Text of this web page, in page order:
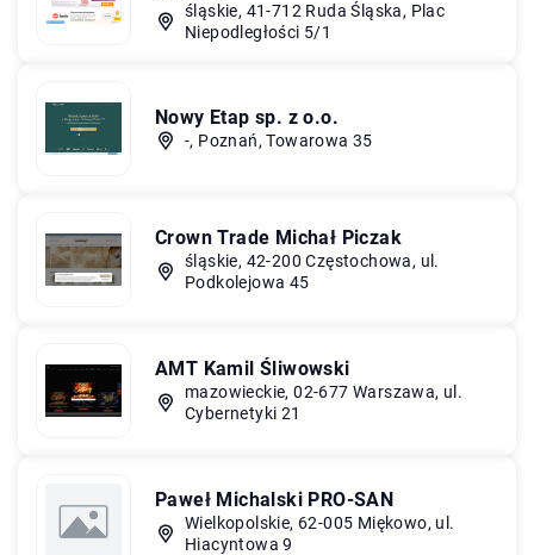
śląskie, 41-712 Ruda Śląska, Plac
Niepodległości 5/1
Nowy Etap sp. z o.o.
-, Poznań, Towarowa 35
Crown Trade Michał Piczak
śląskie, 42-200 Częstochowa, ul.
Podkolejowa 45
AMT Kamil Śliwowski
mazowieckie, 02-677 Warszawa, ul.
Cybernetyki 21
Paweł Michalski PRO-SAN
Wielkopolskie, 62-005 Miękowo, ul.
Hiacyntowa 9